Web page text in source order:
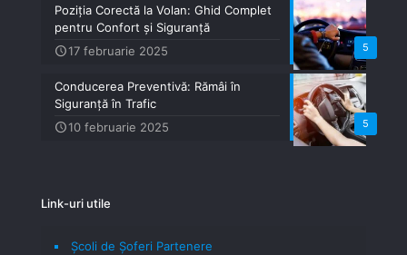
5
Poziția Corectă la Volan: Ghid Complet
pentru Confort și Siguranță
17 februarie 2025
5
Conducerea Preventivă: Rămâi în
Siguranță în Trafic
10 februarie 2025
Link-uri utile
Școli de Șoferi Partenere